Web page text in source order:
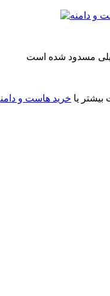
مسدود شده است
یا خرید هاست و